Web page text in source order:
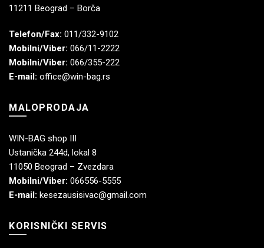
11211 Beograd – Borča
Telefon/Fax: 011/332-9102
Mobilni/Viber: 066/11-2222
Mobilni/Viber: 066/355-222
E-mail: office@win-bag.rs
MALOPRODAJA
WIN-BAG shop III
Ustanička 244d, lokal 8
11050 Beograd – Zvezdara
Mobilni/Viber: 066556-5555
E-mail: kesezausisivac@gmail.com
KORISNIČKI SERVIS